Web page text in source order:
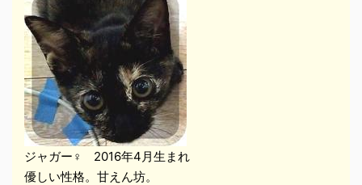
ジャガー♀ 2016年4月生まれ
優しい性格。甘えん坊。